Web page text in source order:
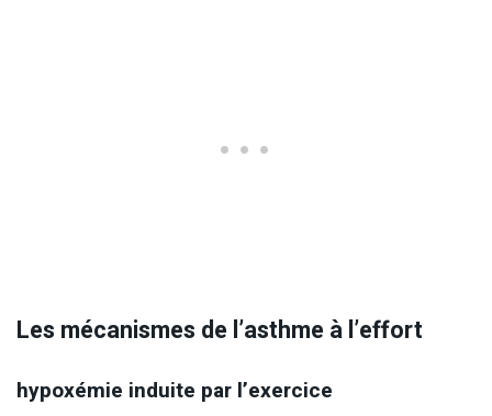
Les mécanismes de l’asthme à l’effort
hypoxémie induite par l’exercice